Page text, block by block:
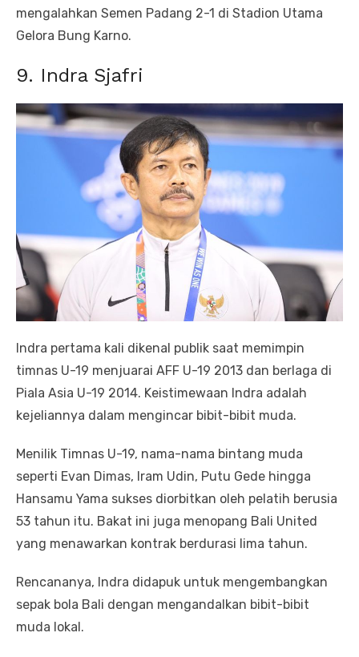
mengalahkan Semen Padang 2-1 di Stadion Utama
Gelora Bung Karno.
9. Indra Sjafri
Indra pertama kali dikenal publik saat memimpin
timnas U-19 menjuarai AFF U-19 2013 dan berlaga di
Piala Asia U-19 2014. Keistimewaan Indra adalah
kejeliannya dalam mengincar bibit-bibit muda.
Menilik Timnas U-19, nama-nama bintang muda
seperti Evan Dimas, Iram Udin, Putu Gede hingga
Hansamu Yama sukses diorbitkan oleh pelatih berusia
53 tahun itu. Bakat ini juga menopang Bali United
yang menawarkan kontrak berdurasi lima tahun.
Rencananya, Indra didapuk untuk mengembangkan
sepak bola Bali dengan mengandalkan bibit-bibit
muda lokal.